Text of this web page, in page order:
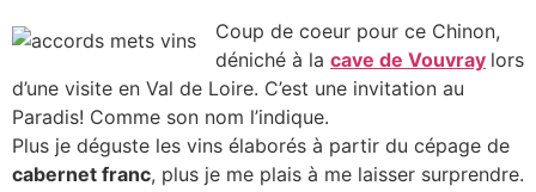
Coup de coeur pour ce Chinon,
déniché à la cave de Vouvray lors
d’une visite en Val de Loire. C’est une invitation au
Paradis! Comme son nom l’indique.
Plus je déguste les vins élaborés à partir du cépage de
cabernet franc, plus je me plais à me laisser surprendre.